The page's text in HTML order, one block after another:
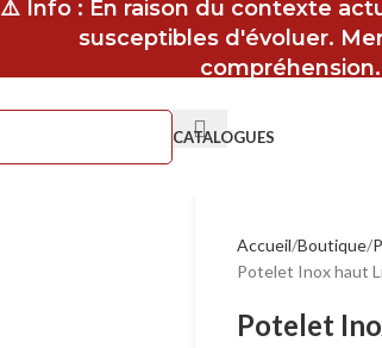
⚠️ Info : En raison du contexte
susceptibles d'évoluer.
compréhension.
CATALOGUES
Accueil Boutique
Potelet Inox haut
Potelet